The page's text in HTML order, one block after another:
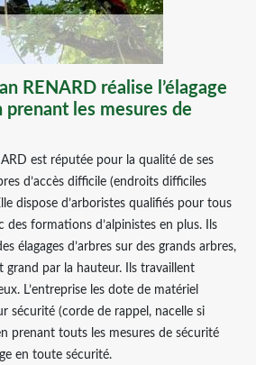
RENARD réalise l’élagage
prenant les mesures de
est réputée pour la qualité de ses
d’accès difficile (endroits difficiles
dispose d’arboristes qualifiés pour tous
des formations d’alpinistes en plus. Ils
élagages d’arbres sur des grands arbres,
grand par la hauteur. Ils travaillent
L’entreprise les dote de matériel
sécurité (corde de rappel, nacelle si
prenant touts les mesures de sécurité
en toute sécurité.